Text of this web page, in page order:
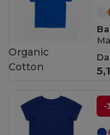
Organic
Cotton
-